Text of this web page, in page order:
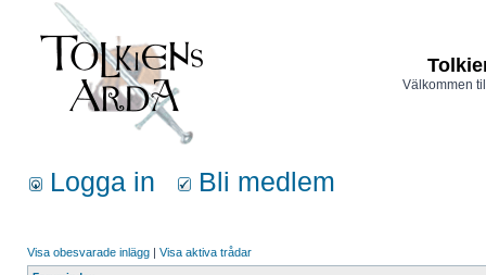
Välkommen
Logga in Bli medlem
Visa obesvarade inlägg | Visa aktiva trådar